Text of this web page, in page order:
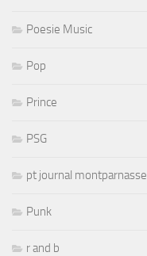
Poesie Music
Pop
Prince
PSG
pt journal montparnasse
Punk
r and b